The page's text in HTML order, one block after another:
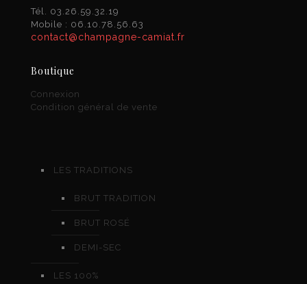
Tél. 03.26.59.32.19
Mobile : 06.10.78.56.63
contact@champagne-camiat.fr
Boutique
Connexion
Condition général de vente
LES TRADITIONS
BRUT TRADITION
BRUT ROSÉ
DEMI-SEC
LES 100%